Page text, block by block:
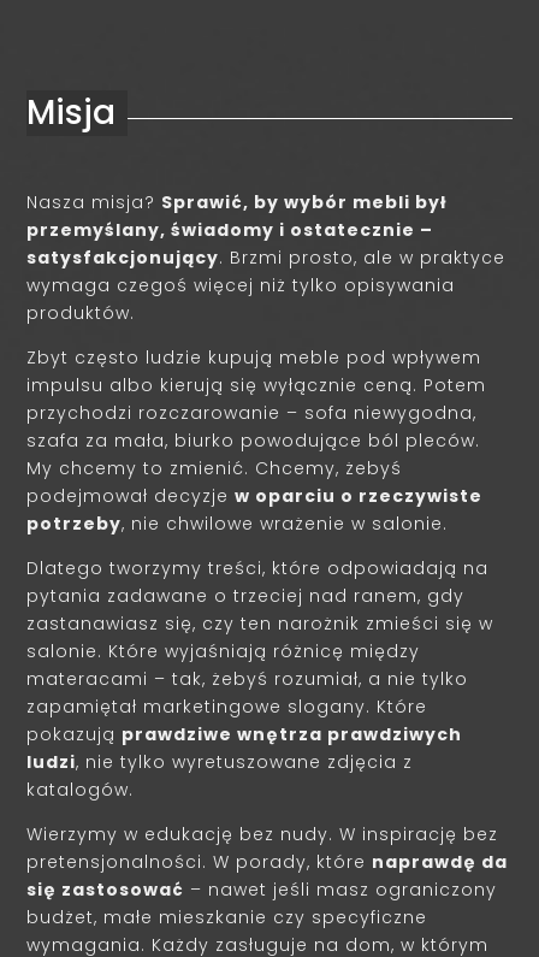
Misja
Nasza misja? Sprawić, by wybór mebli był
przemyślany, świadomy i ostatecznie –
satysfakcjonujący. Brzmi prosto, ale w praktyce
wymaga czegoś więcej niż tylko opisywania
produktów.
Zbyt często ludzie kupują meble pod wpływem
impulsu albo kierują się wyłącznie ceną. Potem
przychodzi rozczarowanie – sofa niewygodna,
szafa za mała, biurko powodujące ból pleców.
My chcemy to zmienić. Chcemy, żebyś
podejmował decyzjew oparciu o rzeczywiste
potrzeby, nie chwilowe wrażenie w salonie.
Dlatego tworzymy treści, które odpowiadają na
pytania zadawane o trzeciej nad ranem, gdy
zastanawiasz się, czy ten narożnik zmieści się w
salonie. Które wyjaśniają różnicę między
materacami – tak, żebyś rozumiał, a nie tylko
zapamiętał marketingowe slogany. Które
pokazują prawdziwe wnętrza prawdziwych
ludzi, nie tylko wyretuszowane zdjęcia z
katalogów.
Wierzymy w edukację bez nudy. W inspirację bez
pretensjonalności. W porady, które naprawdę da
się zastosować – nawet jeśli masz ograniczony
budżet, małe mieszkanie czy specyficzne
wymagania. Każdy zasługuje na dom, w którym